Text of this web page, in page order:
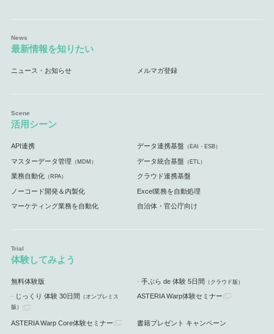
最新情報を知りたい
ニュース・お知らせ メルマガ登録
活用シーン
API連携 データ連携基盤 （EAI・ESB）
マスターデータ管理 （MDM） データ統合基盤 （ETL）
業務自動化（RPA） クラウド連携基盤
ノーコード開発＆内製化 Excel業務を自動処理
マーケティング業務を自動化 自治体・官公庁向け
体験してみよう
無料体験版 手ぶら de 体験 5日間 （クラウド版）
じっくり 体験 30日間 （オンプレミス
版）
ASTERIA Warp体験セミナー
ASTERIA Warp Core体験セミナー 書籍プレゼント キャンペーン